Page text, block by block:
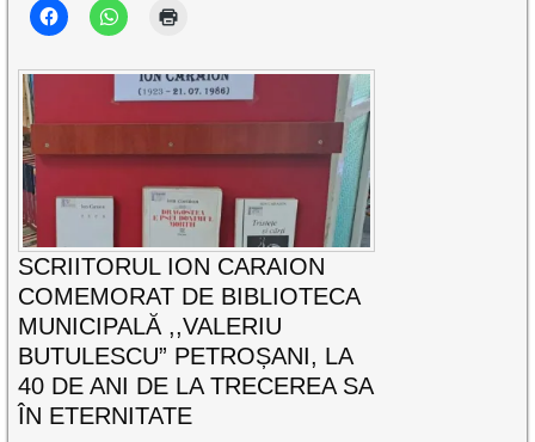
SCRIITORUL ION CARAION
COMEMORAT DE BIBLIOTECA
MUNICIPALĂ ,,VALERIU
BUTULESCU” PETROȘANI, LA
40 DE ANI DE LA TRECEREA SA
ÎN ETERNITATE